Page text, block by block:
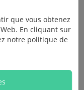
sur votre
que vous obtenez
En cliquant sur
notre politique de